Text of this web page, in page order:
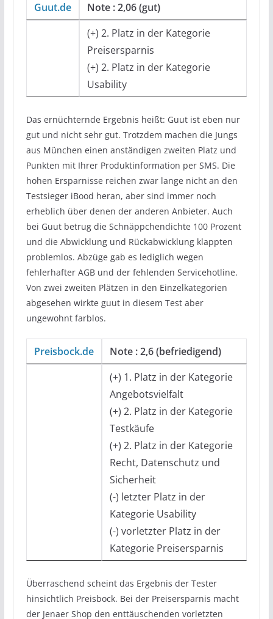
Guut.de
Note : 2,06 (gut)
(+) 2. Platz in der Kategorie
Preisersparnis
(+) 2. Platz in der Kategorie
Usability
Das ernüchternde Ergebnis heißt: Guut ist eben nur
gut und nicht sehr gut. Trotzdem machen die Jungs
aus München einen anständigen zweiten Platz und
Punkten mit Ihrer Produktinformation per SMS. Die
hohen Ersparnisse reichen zwar lange nicht an den
Testsieger iBood heran, aber sind immer noch
erheblich über denen der anderen Anbieter. Auch
bei Guut betrug die Schnäppchendichte 100 Prozent
und die Abwicklung und Rückabwicklung klappten
problemlos. Abzüge gab es lediglich wegen
fehlerhafter AGB und der fehlenden Servicehotline.
Von zwei zweiten Plätzen in den Einzelkategorien
abgesehen wirkte guut in diesem Test aber
ungewohnt farblos.
Preisbock.de
Note : 2,6 (befriedigend)
(+) 1. Platz in der Kategorie
Angebotsvielfalt
(+) 2. Platz in der Kategorie
Testkäufe
(+) 2. Platz in der Kategorie
Recht, Datenschutz und
Sicherheit
(-) letzter Platz in der
Kategorie Usability
(-) vorletzter Platz in der
Kategorie Preisersparnis
Überraschend scheint das Ergebnis der Tester
hinsichtlich Preisbock. Bei der Preisersparnis macht
der Jenaer Shop den enttäuschenden vorletzten